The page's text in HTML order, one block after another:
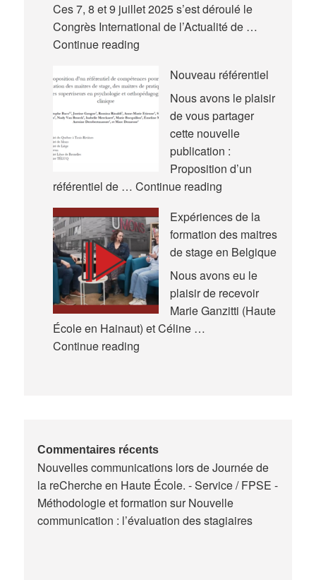
Ces 7, 8 et 9 juillet 2025 s’est déroulé le
Congrès International de l’Actualité de …
Continue readingNouvelles
–
Congrès
International
l’Actualité
la
en
Éducation
et
en
Formation
(AREF)
Nouveau référentiel
Nous avons le plaisir
de vous partager
cette nouvelle
publication :
Proposition d’un
référentiel de … Continue readingNouveau
Expériences de la
formation des maitres
de stage en Belgique
Nous avons eu le
plaisir de recevoir
Marie Ganzitti (Haute
École en Hainaut) et Céline …
Continue readingExpériences
de
stage
en
Belgique
Commentaires récents
Nouvelles communications lors de Journée de
la reCherche en Haute École. - Service / FPSE -
Méthodologie et formation surNouvelle
communication : l’évaluation des stagiaires